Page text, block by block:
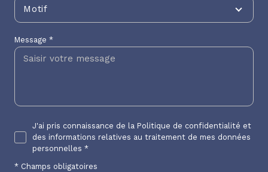
Motif
Message *
J'ai pris connaissance de la Politique de confidentialité et
des informations relatives au traitement de mes données
personnelles *
* Champs obligatoires